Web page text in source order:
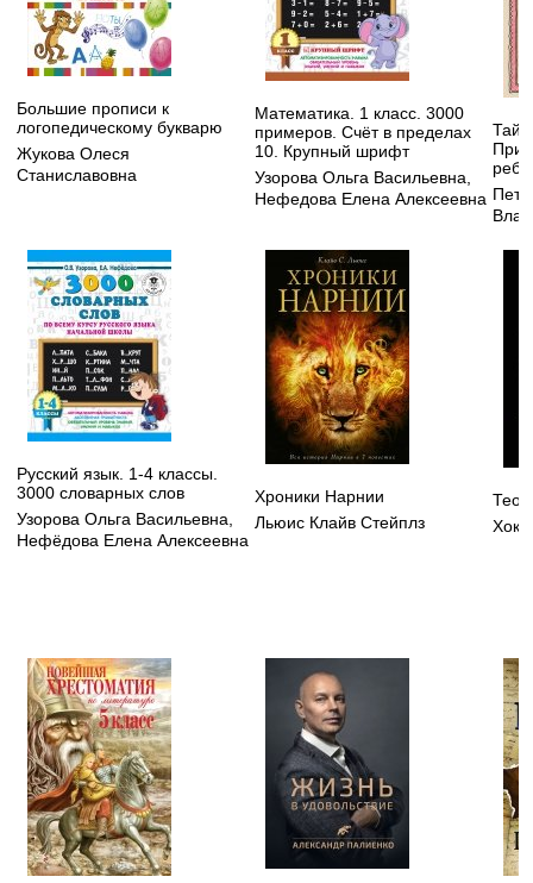
Большие прописи к
логопедическому букварю
Жукова Олеся
Станиславовна
Математика. 1 класс. 3000
примеров. Счёт в пределах
10. Крупный шрифт
Узорова Ольга Васильевна
Нефедова Елена Алексеевна
Русский язык. 1-4 классы.
3000 словарных слов
Узорова Ольга Васильевна
Нефёдова Елена Алексеевна
Хроники Нарнии
Льюис Клайв Стейплз